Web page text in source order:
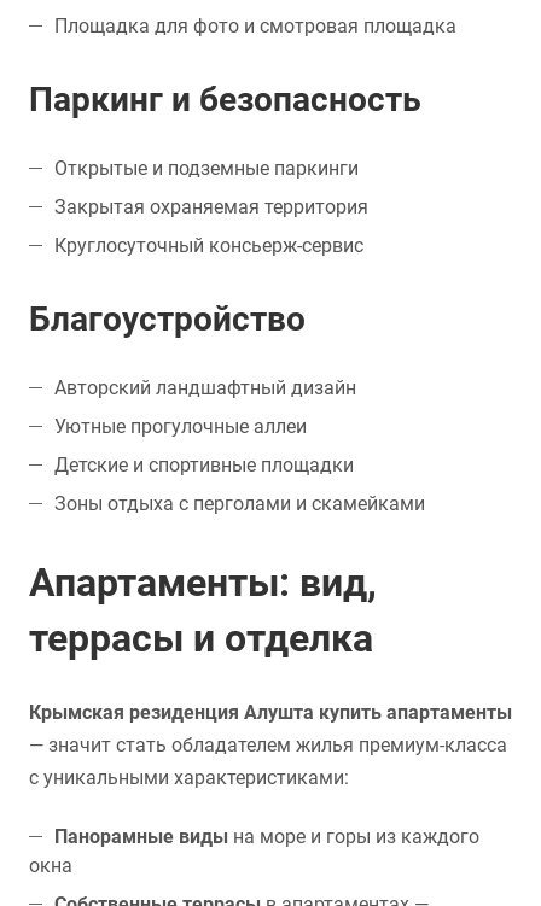
Площадка для фото и смотровая площадка
Паркинг и безопасность
Открытые и подземные паркинги
Закрытая охраняемая территория
Круглосуточный консьерж-сервис
Благоустройство
Авторский ландшафтный дизайн
Уютные прогулочные аллеи
Детские и спортивные площадки
Зоны отдыха с перголами и скамейками
Апартаменты: вид,
террасы и отделка
Крымская резиденция Алушта купить апартаменты
— значит стать обладателем жилья премиум-класса
с уникальными характеристиками:
Панорамные виды на море и горы из каждого
окна